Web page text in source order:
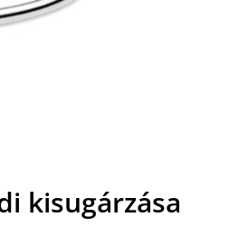
kisugárzása